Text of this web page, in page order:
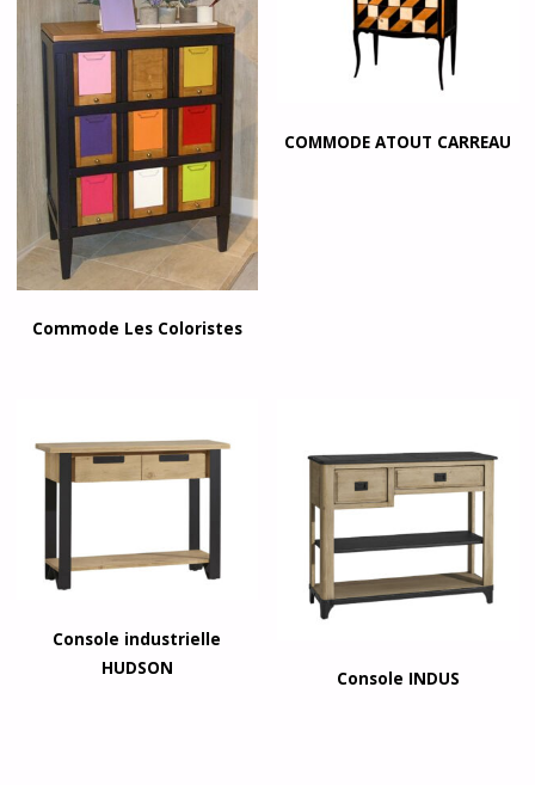
Commode Les Coloristes
COMMODE ATOUT CARREAU
Console industrielle
HUDSON
Console INDUS